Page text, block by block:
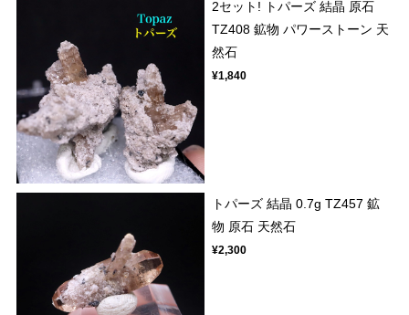
2セット! トパーズ 結晶 原石
TZ408 鉱物 パワーストーン 天
然石
¥1,840
トパーズ 結晶 0.7g TZ457 鉱
物 原石 天然石
¥2,300